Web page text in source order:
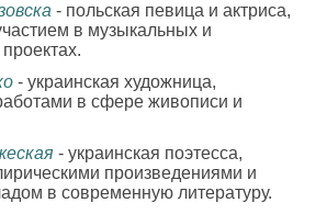
- польская певица и актриса,
в музыкальных и
- украинская художница,
в сфере живописи и
- украинская поэтесса,
произведениями и
в современную литературу.